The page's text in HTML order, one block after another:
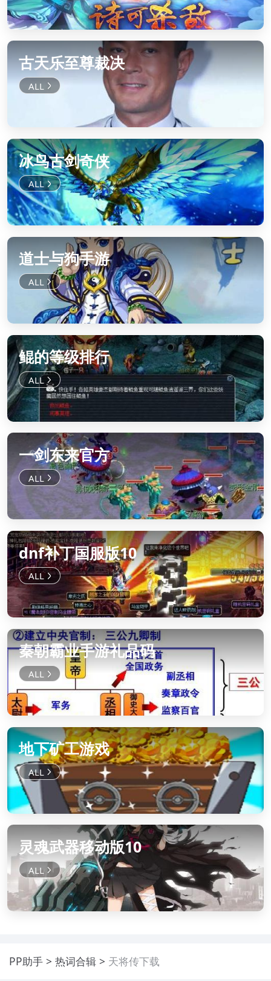
古天乐至尊裁决
冰鸟古剑奇侠
道士与狗手游
鲲的等级排行
一剑东来官方
dnf补丁国服版10
秦朝霸业手游礼品码
地下矿工游戏
灵魂武器移动版10
PP助手 热词合辑 天将传下载